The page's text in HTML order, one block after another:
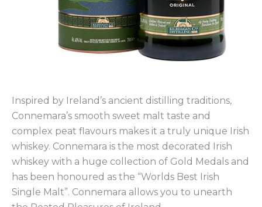
Inspired by Ireland’s ancient distilling traditions,
Connemara’s smooth sweet malt taste and
complex peat flavours makes it a truly unique Irish
whiskey. Connemara is the most decorated Irish
whiskey with a huge collection of Gold Medals and
has been honoured as the “Worlds Best Irish
Single Malt”. Connemara allows you to unearth